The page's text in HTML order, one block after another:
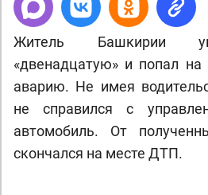
Житель Башкирии
«двенадцатую» и попал
аварию. Не имея
не справился с
автомобиль. От
скончался на месте ДТП.